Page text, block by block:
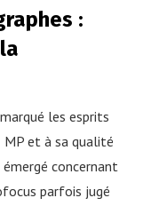
:
les esprits
et à sa qualité
émergé concernant
parfois jugé